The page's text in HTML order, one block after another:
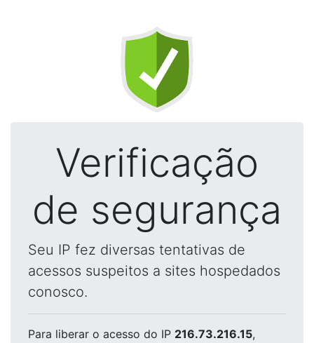
Verificação
de segurança
Seu IP fez diversas tentativas de
acessos suspeitos a sites hospedados
conosco.
Para liberar o acesso do IP 216.73.216.15,